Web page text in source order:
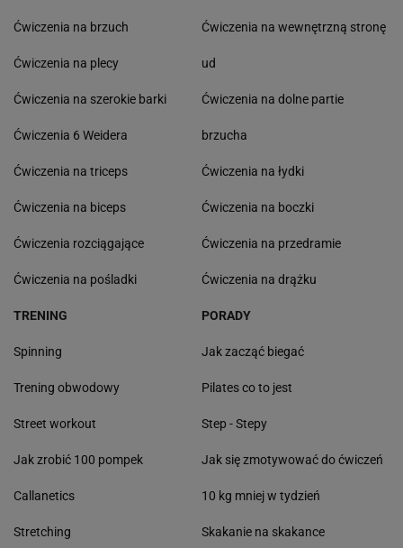
Ćwiczenia na brzuch
Ćwiczenia na plecy
Ćwiczenia na szerokie barki
Ćwiczenia 6 Weidera
Ćwiczenia na triceps
Ćwiczenia na biceps
Ćwiczenia rozciągające
Ćwiczenia na pośladki
Ćwiczenia na wewnętrzną stronę
ud
Ćwiczenia na dolne partie
brzucha
Ćwiczenia na łydki
Ćwiczenia na boczki
Ćwiczenia na przedramie
Ćwiczenia na drążku
TRENING
Spinning
Trening obwodowy
Street workout
Jak zrobić 100 pompek
Callanetics
Stretching
PORADY
Jak zacząć biegać
Pilates co to jest
Step - Stepy
Jak się zmotywować do ćwiczeń
10 kg mniej w tydzień
Skakanie na skakance